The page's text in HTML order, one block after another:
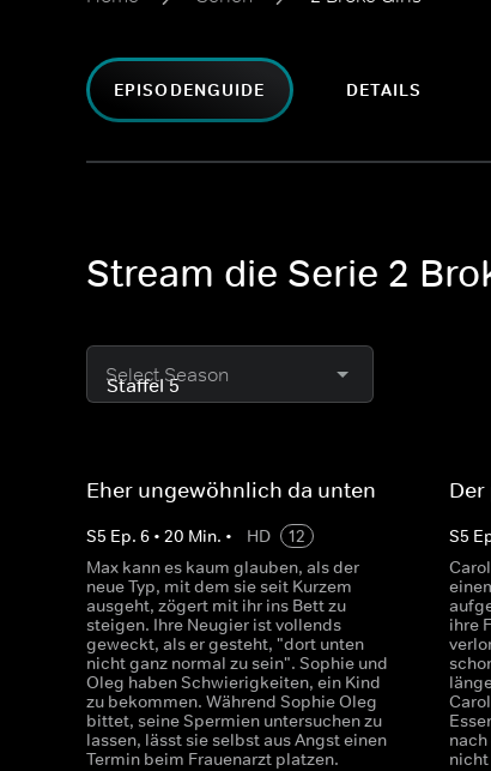
EPISODENGUIDE DETAILS
Stream die Serie 2
Select Season
Eher ungewöhnlich da unten
S5 Ep. 6 • 20 Min. • HD
12
Max kann es kaum glauben, als der
neue Typ, mit dem sie seit Kurzem
ausgeht, zögert mit ihr ins Bett zu
steigen. Ihre Neugier ist vollends
geweckt, als er gesteht, "dort unten
nicht ganz normal zu sein". Sophie und
Oleg haben Schwierigkeiten, ein Kind
zu bekommen. Während Sophie Oleg
bittet, seine Spermien untersuchen zu
lassen, lässt sie selbst aus Angst einen
Termin beim Frauenarzt platzen.
S5
ihre